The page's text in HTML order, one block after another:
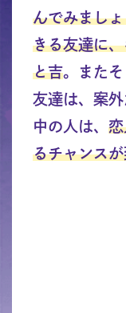
んでみましょ
きる友達に
と吉。また
友達は、案
中の人は、
るチャンス